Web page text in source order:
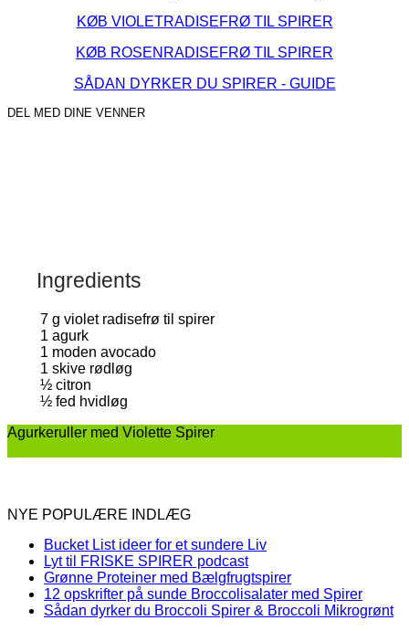
KØB VIOLETRADISEFRØ TIL SPIRER
KØB ROSENRADISEFRØ TIL SPIRER
SÅDAN DYRKER DU SPIRER - GUIDE
DEL MED DINE VENNER
Ingredients
7 g violet radisefrø til spirer
1 agurk
1 moden avocado
1 skive rødløg
½ citron
½ fed hvidløg
Agurkeruller med Violette Spirer
NYE POPULÆRE INDLÆG
Bucket List ideer for et sundere Liv
Lyt til FRISKE SPIRER podcast
Grønne Proteiner med Bælgfrugtspirer
12 opskrifter på sunde Broccolisalater med Spirer
Sådan dyrker du Broccoli Spirer & Broccoli Mikrogrønt